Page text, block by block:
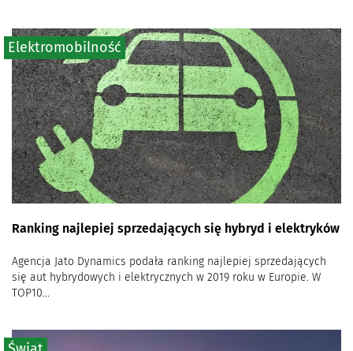
Ranking najlepiej sprzedających się hybryd i elektryków
Agencja Jato Dynamics podała ranking najlepiej sprzedających
się aut hybrydowych i elektrycznych w 2019 roku w Europie. W
TOP10...
Elektromobilność